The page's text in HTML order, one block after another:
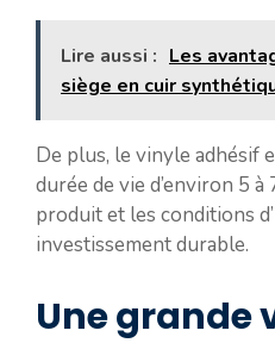
Lire aussi : Les
siège en cuir
De plus, le vinyle adhésif
durée de vie d’environ 5
produit et les conditions
investissement durable.
Une grande